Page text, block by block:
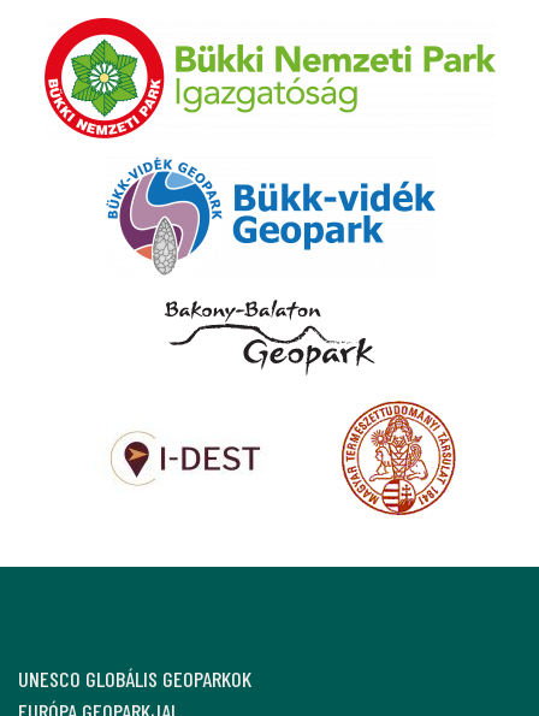
UNESCO GLOBÁLIS GEOPARKOK
EURÓPA GEOPARKJAI